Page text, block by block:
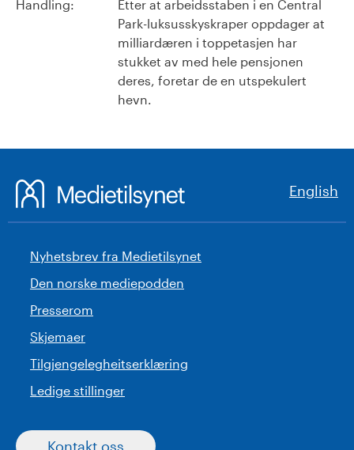
Handling:
Etter at arbeidsstaben i en Central
Park-luksusskyskraper oppdager at
milliardæren i toppetasjen har
stukket av med hele pensjonen
deres, foretar de en utspekulert
hevn.
English
Nyhetsbrev fra Medietilsynet
Den norske mediepodden
Presserom
Skjemaer
Tilgjengelegheitserklæring
Ledige stillinger
Kontakt oss